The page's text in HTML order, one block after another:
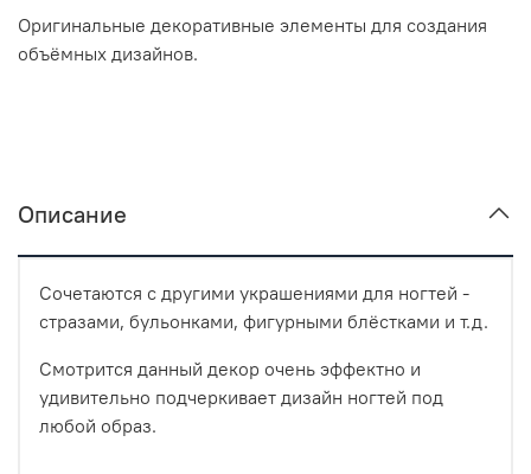
Оригинальные декоративные элементы для создания
объёмных дизайнов.
Описание
Сочетаются с другими украшениями для ногтей -
стразами, бульонками, фигурными блёстками и т.д.
Смотрится данный декор очень эффектно и
удивительно подчеркивает дизайн ногтей под
любой образ.